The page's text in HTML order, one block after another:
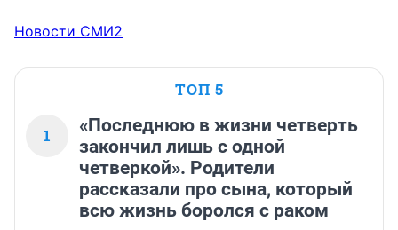
Новости СМИ2
ТОП 5
1
«Последнюю в жизни четверть
закончил лишь с одной
четверкой». Родители
рассказали про сына, который
всю жизнь боролся с раком